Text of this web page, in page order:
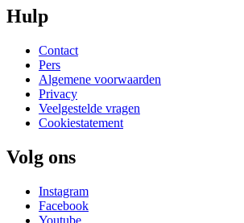
Hulp
Contact
Pers
Algemene voorwaarden
Privacy
Veelgestelde vragen
Cookiestatement
Volg ons
Instagram
Facebook
Youtube